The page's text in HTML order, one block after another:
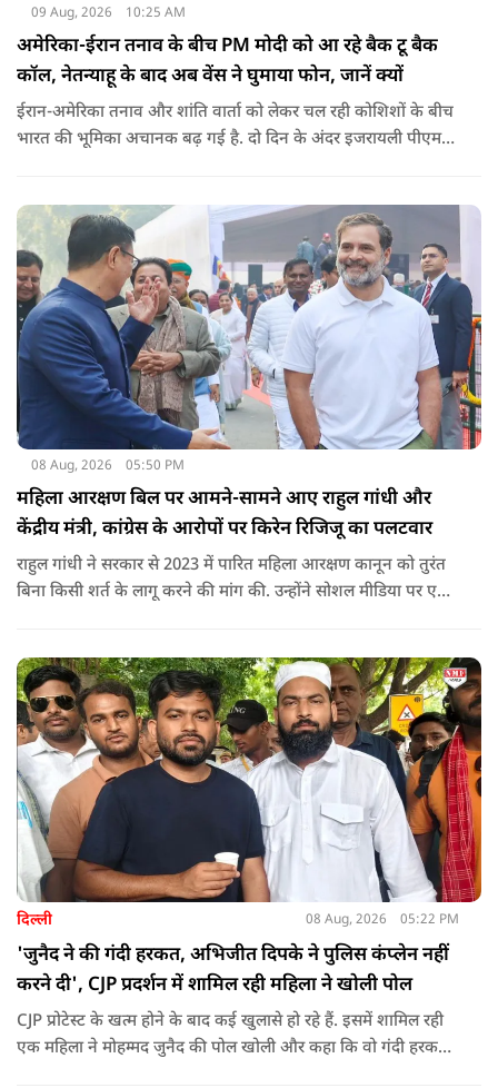
09 Aug, 2026 10:25 AM
अमेरिका-ईरान तनाव के बीच PM मोदी को आ रहे बैक टू बैक
कॉल, नेतन्याहू के बाद अब वेंस ने घुमाया फोन, जानें क्यों
ईरान-अमेरिका तनाव और शांति वार्ता को लेकर चल रही कोशिशों के बीच
भारत की भूमिका अचानक बढ़ गई है. दो दिन के अंदर इजरायली पीएम
08 Aug, 2026 05:50 PM
महिला आरक्षण बिल पर आमने-सामने आए राहुल गांधी और
केंद्रीय मंत्री, कांग्रेस के आरोपों पर किरेन रिजिजू का पलटवार
राहुल गांधी ने सरकार से 2023 में पारित महिला आरक्षण कानून को तुरंत
बिना किसी शर्त के लागू करने की मांग की. उन्होंने सोशल मीडिया पर एक
दिल्ली 08 Aug, 2026 05:22 PM
'जुनैद ने की गंदी हरकत, अभिजीत दिपके ने पुलिस कंप्लेन नहीं
करने दी', CJP प्रदर्शन में शामिल रही महिला ने खोली पोल
CJP प्रोटेस्ट के खत्म होने के बाद कई खुलासे हो रहे हैं. इसमें शामिल रही
एक महिला ने मोहम्मद जुनैद की पोल खोली और कहा कि वो गंदी हरकतें